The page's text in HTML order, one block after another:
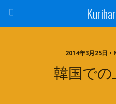
2014年3月25日
韓国で